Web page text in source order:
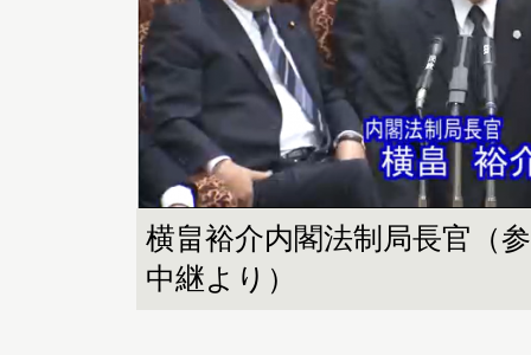
横畠裕介内閣法制局長官（
中継より）